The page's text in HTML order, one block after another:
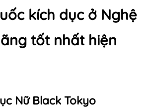
kích dục ở Nghệ
tốt nhất hiện
Nữ Black Tokyo